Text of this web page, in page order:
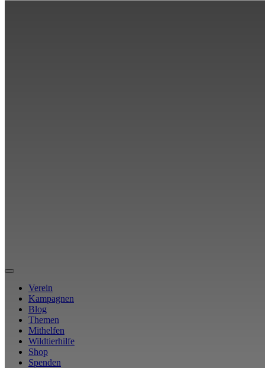
Verein
Kampagnen
Blog
Themen
Mithelfen
Wildtierhilfe
Shop
Spenden